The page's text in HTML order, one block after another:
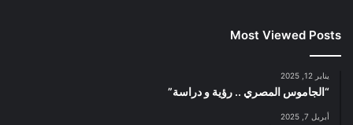
Most Viewed Posts
يناير 12, 2025
“الجاموس المصري .. رؤية و دراسة”
أبريل 7, 2025